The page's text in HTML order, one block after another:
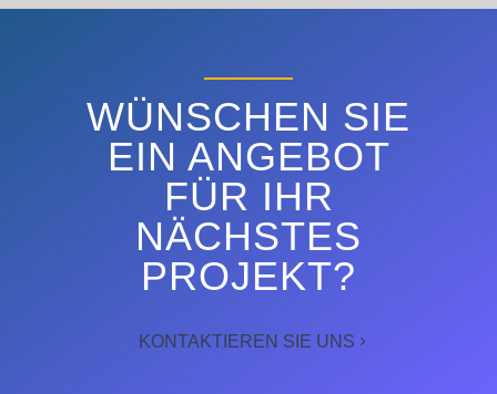
WÜNSCHEN SIE
EIN ANGEBOT
FÜR IHR
NÄCHSTES
PROJEKT?
KONTAKTIEREN SIE UNS